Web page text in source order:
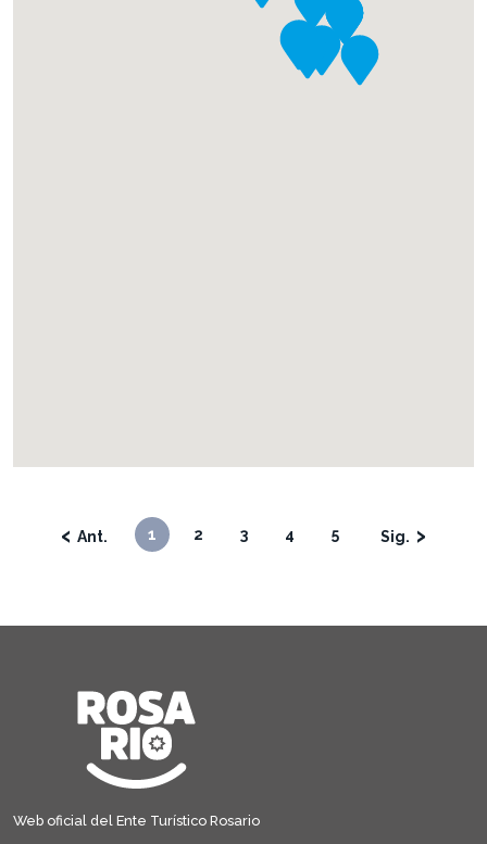
‹ 1 2 3 4 5 ›
Web oficial del Ente Turístico Rosario